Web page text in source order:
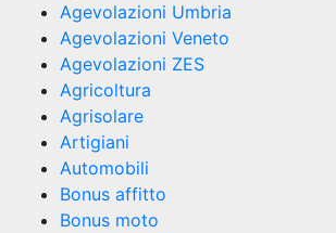
Agevolazioni Umbria
Agevolazioni Veneto
Agevolazioni ZES
Agricoltura
Agrisolare
Artigiani
Automobili
Bonus affitto
Bonus moto